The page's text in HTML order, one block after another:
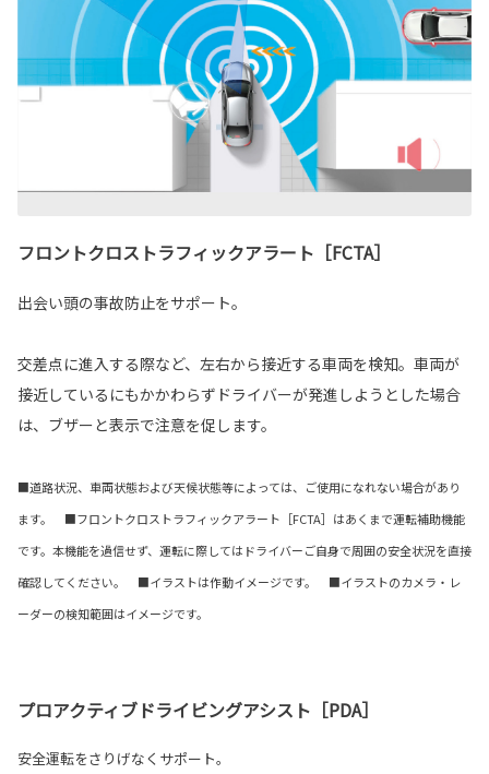
フロントクロストラフィックアラート［FCTA］
出会い頭の事故防止をサポート。
交差点に進入する際など、左右から接近する車両を検知。車両が
接近しているにもかかわらずドライバーが発進しようとした場合
は、ブザーと表示で注意を促します。
■道路状況、車両状態および天候状態等によっては、ご使用になれない場合があり
ます。 ■フロントクロストラフィックアラート［FCTA］はあくまで運転補助機能
です。本機能を過信せず、運転に際してはドライバーご自身で周囲の安全状況を直接
確認してください。 ■イラストは作動イメージです。 ■イラストのカメラ・レ
ーダーの検知範囲はイメージです。
プロアクティブドライビングアシスト［PDA］
安全運転をさりげなくサポート。